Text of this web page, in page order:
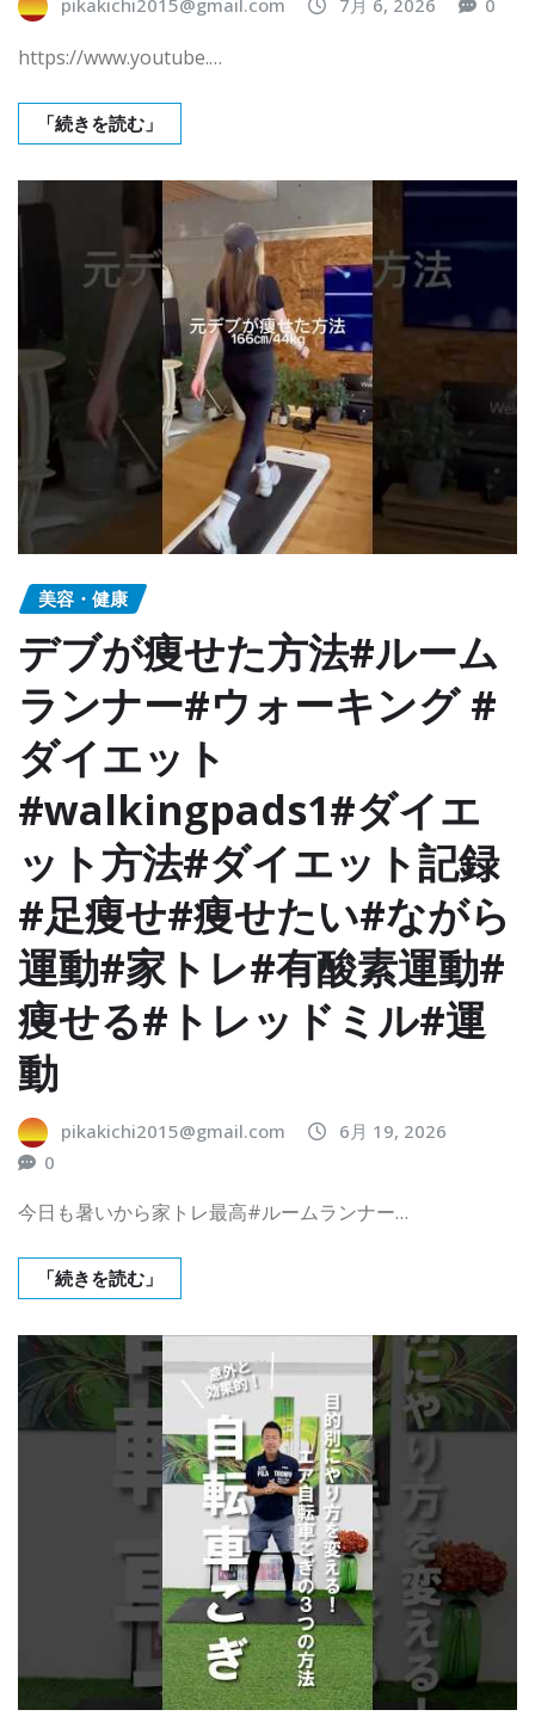
pikakichi2015@gmail.com 7月 6, 2026 0
https://www.youtube.…
「続きを読む」
美容・健康
デブが痩せた方法#ルーム
ランナー#ウォーキング #
ダイエット
#walkingpads1#ダイエ
ット方法#ダイエット記録
#足痩せ#痩せたい#ながら
運動#家トレ#有酸素運動#
痩せる#トレッドミル#運
動
pikakichi2015@gmail.com
6月 19, 2026
0
今日も暑いから家トレ最高#ルームランナー…
「続きを読む」